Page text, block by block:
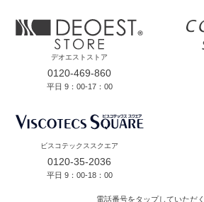
デオエストストア
0120-469-860
平日 9：00-17：00
ビスコテックススクエア
0120-35-2036
平日 9：00-18：00
電話番号をタップしていただく